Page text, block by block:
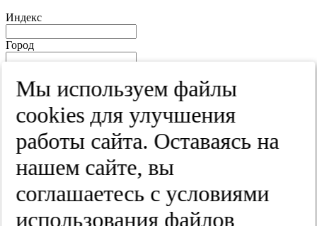
Индекс
Город
Улица
Квартира
Мы используем файлы
cооkies для улучшения
работы сайта. Оставаясь на
нашем сайте, вы
соглашаетесь с условиями
использования файлов